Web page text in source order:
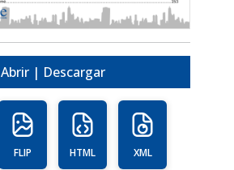
Abrir | Descargar
FLIP HTML XML